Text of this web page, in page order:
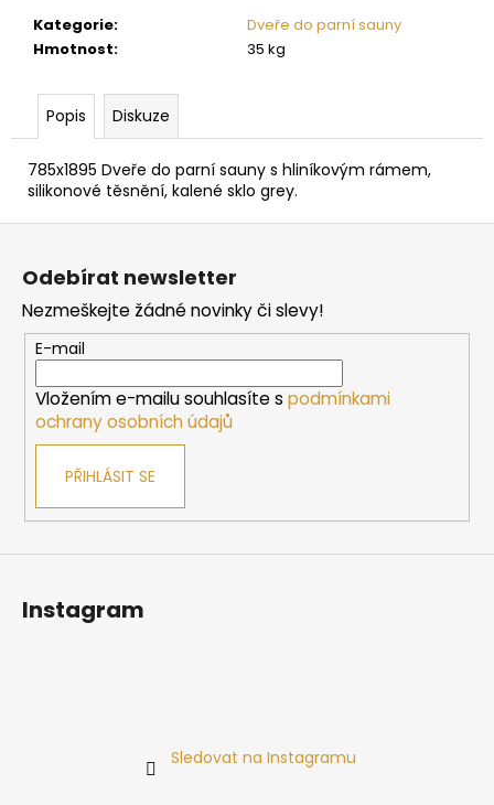
Kategorie:
Dveře do parní sauny
Hmotnost: 35 kg
Popis Diskuze
785x1895 Dveře do parní sauny s hliníkovým rámem,
silikonové těsnění, kalené sklo grey.
u
m
e
SAUNOVÁ
KAMNA
NA
DŘEVO
HARVIA
M3
16
212
Kč
Z
Odebírat newsletter
Nezmeškejte žádné novinky či slevy!
E-mail
Vložením e-mailu souhlasíte s podmínkami
ochrany osobních údajů
PŘIHLÁSIT SE
Instagram
Sledovat na Instagramu